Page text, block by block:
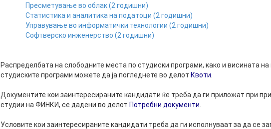
Пресметување во облак(2 годишни)
Статистика и аналитика на податоци (2 годишни)
Управување во информатички технологии (2 годишни)
Софтверско инженерство (2 годишни)
Распределбата на слободните места по студиски програми, како и висината на
студиските програми можете да ја погледнете во делот Квоти
Документите кои заинтересираните кандидати ќе треба да ги приложат при
студии на ФИНКИ, се дадени во делот Потребни документи
Условите кои заинтересираните кандидати треба да ги исполнуваат за да се